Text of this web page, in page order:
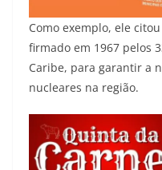
Como exemplo, ele
firmado em 1967 pelos
Caribe, para garantir a
nucleares na região.